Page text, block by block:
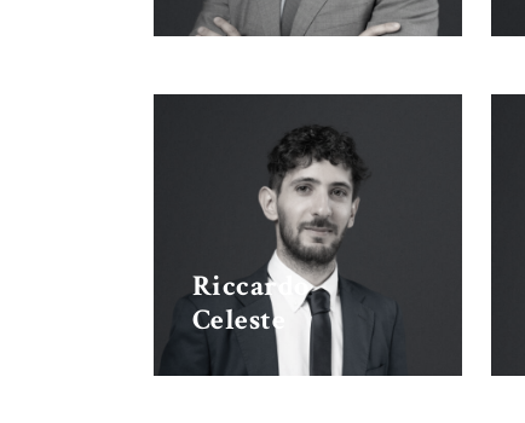
Riccardo
Celeste